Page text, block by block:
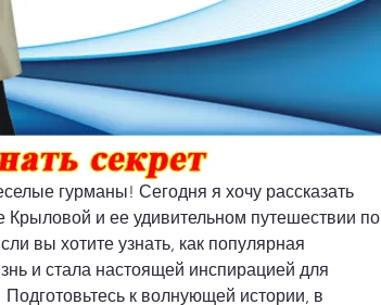
гурманы! Сегодня я хочу рассказать
и ее удивительном путешествии по
вы хотите узнать, как популярная
и стала настоящей инспирацией для
Подготовьтесь к волнующей истории, в